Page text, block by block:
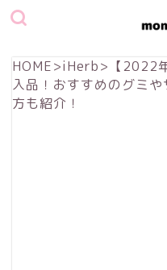
HOME>iHerb> 【2022
入品！おすすめのグミ
方も紹介！